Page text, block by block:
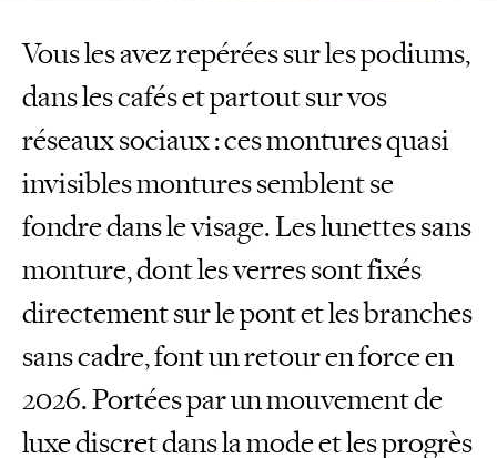
Vous les avez repérées sur les podiums,
dans les cafés et partout sur vos
réseaux sociaux : ces montures quasi
invisibles montures semblent se
fondre dans le visage. Les lunettes sans
monture, dont les verres sont fixés
directement sur le pont et les branches
sans cadre, font un retour en force en
2026. Portées par un mouvement de
luxe discret dans la mode et les progrès